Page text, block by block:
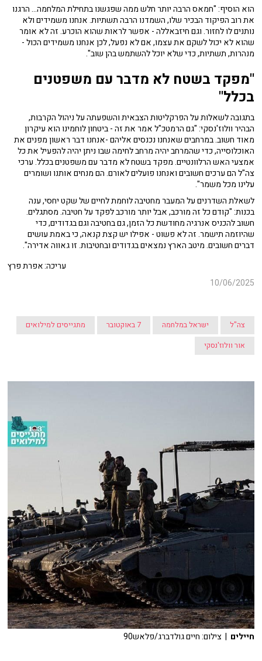
הוא הוסיף: "חמאס הרבה יותר חלש ממה שפגשנו בתחילת המלחמה… הרגנו
את רוב הפיקוד הבכיר שלו, השמדנו הרבה תשתיות. אנחנו משמידים ולא
נותנים לו לחזור. וגם חיזבאללה - אפשר לראות שהוא הוכרע. זה לא אומר
שהוא לא יכול לשקם את עצמו, אם לא נפעל, לכן אנחנו משמידים הכול -
מנהרות, תשתיות, כדי שלא יוכל להשתמש בהן שוב".
"מפקד בשטח לא מדבר עם משפטנים
בכלל"
בתגובה לשאלות על הפרקליטות הצבאית והשפעתה על ניהול הקרבות,
הבהיר וולוז'נסקי: "גם הרמטכ"ל אמר את זה - ביטחון לוחמינו הוא עיקרון
מאוד חשוב. במרחבים שאנחנו נכנסים אליהם -אנחנו דבר ראשון מפנים את
האוכלוסייה, כדי שהמרחב יהיה מרחב לחימה שבו ניתן יהיה להפעיל את כל
אמצעי האש הרלוונטיים. מפקד בשטח לא מדבר עם משפטנים בכלל. ערכי
צה"ל הם ערכים חשובים ואנחנו פועלים לאורם. הם מנחים אותנו ושומרים
עלינו מכל משמר".
לשאלת השדרנים על המעבר מחטיבה לוחמת לחיים של שקט יחסי, ענה
בכנות: "קודם כל זה מורכב, אבל יותר מורכב לפקד על חטיבה. מסתגלים.
חשוב להכניס אנרגיה מחודשת כל הזמן, גם בחטיבה וגם בגדודים, כדי
שהיוזמה תישמר. זה לא פשוט - אפילו יש קצת קנאה, כי באמת עושים
דברים חשובים. מיטב הארץ נמצאים בגדודים ובחטיבות. זו גאווה אדירה".
עריכה: אפרת פרץ
10/06/2025
צה"ל ישראל במלחמה 7 באוקטובר
מתגייסים למילואים
אור וולוז'נסקי
חיילים | צילום: חיים גולדברג/פלאש90